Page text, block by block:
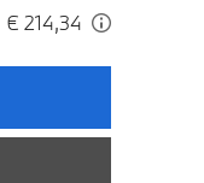
€ 214,34